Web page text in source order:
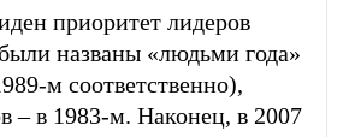
приоритет лидеров
названы «людьми года»
м соответственно),
– в 1983-м. Наконец, в 2007